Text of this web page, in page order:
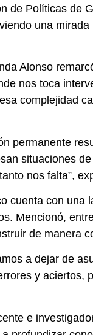
de Políticas de
una
Alonso
nos toca
complejidad
permanente
situaciones
nos falta”,
cuenta con
Mencionó,
de manera
a dejar de
y aciertos,
e